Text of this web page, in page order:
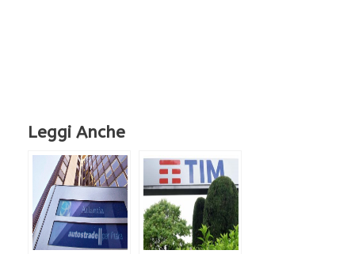
Leggi Anche